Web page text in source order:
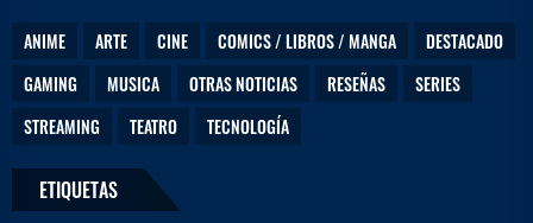
ANIME ARTE CINE COMICS / LIBROS / MANGA
DESTACADO
GAMING
MUSICA OTRAS NOTICIAS RESEÑAS
SERIES
STREAMING
TEATRO TECNOLOGÍA
ETIQUETAS